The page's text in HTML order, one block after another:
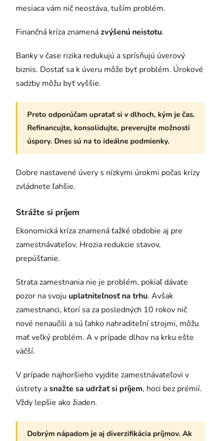
mesiaca vám nič neostáva, tuším problém.
Finančná kríza znamenázvýšenú neistotu.
Banky v čase rizika redukujú a sprísňujú úverový
biznis. Dostať sa k úveru môže byť problém. Úrokové
sadzby môžu byť vyššie.
Preto odporúčam upratať si v dlhoch, kým je čas.
Refinancujte, konsolidujte, preverujte možnosti
úspory. Dnes sú na to ideálne podmienky.
Dobre nastavené úvery s nízkymi úrokmi počas krízy
zvládnete ľahšie.
Strážte si príjem
Ekonomická kríza znamená ťažké obdobie aj pre
zamestnávateľov. Hrozia redukcie stavov,
prepúšťanie.
Strata zamestnania nie je problém, pokiaľ dávate
pozor na svoju uplatniteľnosť na trhu. Avšak
zamestnanci, ktorí sa za posledných 10 rokov nič
nové nenaučili a sú ľahko nahraditeľní strojmi, môžu
mať veľký problém. A v prípade dlhov na krku ešte
väčší.
V prípade najhoršieho vyjdite zamestnávateľovi v
ústrety asnažte sa udržať si príjem, hoci bez prémií.
Vždy lepšie ako žiaden.
Dobrým nápadom je aj diverzifikácia príjmov. Ak